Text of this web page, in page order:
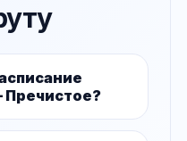
Пречистое?